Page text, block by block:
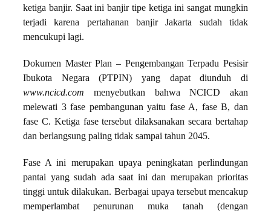
ketiga banjir. Saat ini banjir tipe ketiga ini sangat mungkin
terjadi karena pertahanan banjir Jakarta sudah tidak
mencukupi lagi.
Dokumen Master Plan – Pengembangan Terpadu Pesisir
Ibukota Negara (PTPIN) yang dapat diunduh di
www.ncicd.com menyebutkan bahwa NCICD akan
melewati 3 fase pembangunan yaitu fase A, fase B, dan
fase C. Ketiga fase tersebut dilaksanakan secara bertahap
dan berlangsung paling tidak sampai tahun 2045.
Fase A ini merupakan upaya peningkatan perlindungan
pantai yang sudah ada saat ini dan merupakan prioritas
tinggi untuk dilakukan. Berbagai upaya tersebut mencakup
memperlambat penurunan muka tanah (dengan